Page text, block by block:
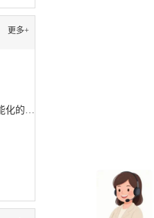
更多+
迈向工业4.0-从传统到精益化到智能化的卓越生产系统构建